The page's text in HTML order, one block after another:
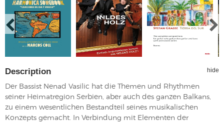
Description hide
Der Bassist Nenad Vasilic hat die Themen und Rhythmen
seiner Heimatregion Serbien, aber auch des ganzen Balkans,
zu einem wesentlichen Bestandteil seines musikalischen
Konzepts gemacht. In Verbindung mit Elementen der